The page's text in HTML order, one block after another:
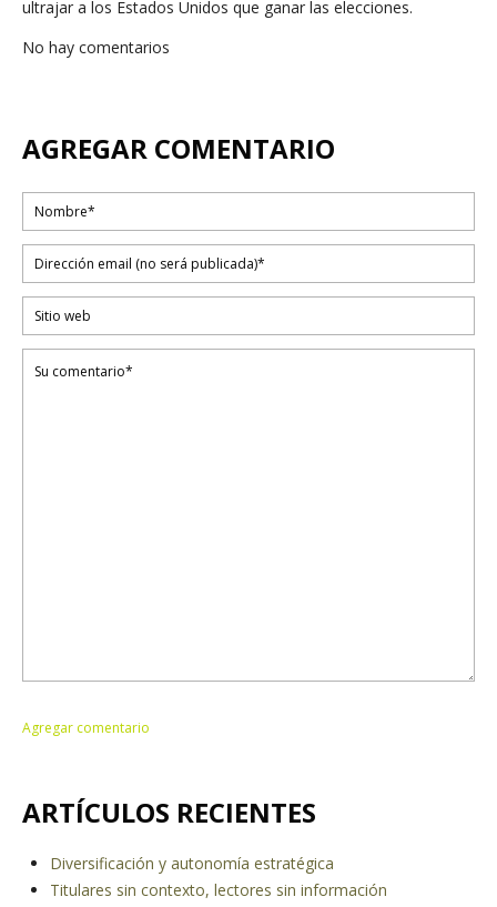
ultrajar a los Estados Unidos que ganar las elecciones.
No hay comentarios
AGREGAR COMENTARIO
ARTÍCULOS RECIENTES
Diversificación y autonomía estratégica
Titulares sin contexto, lectores sin información